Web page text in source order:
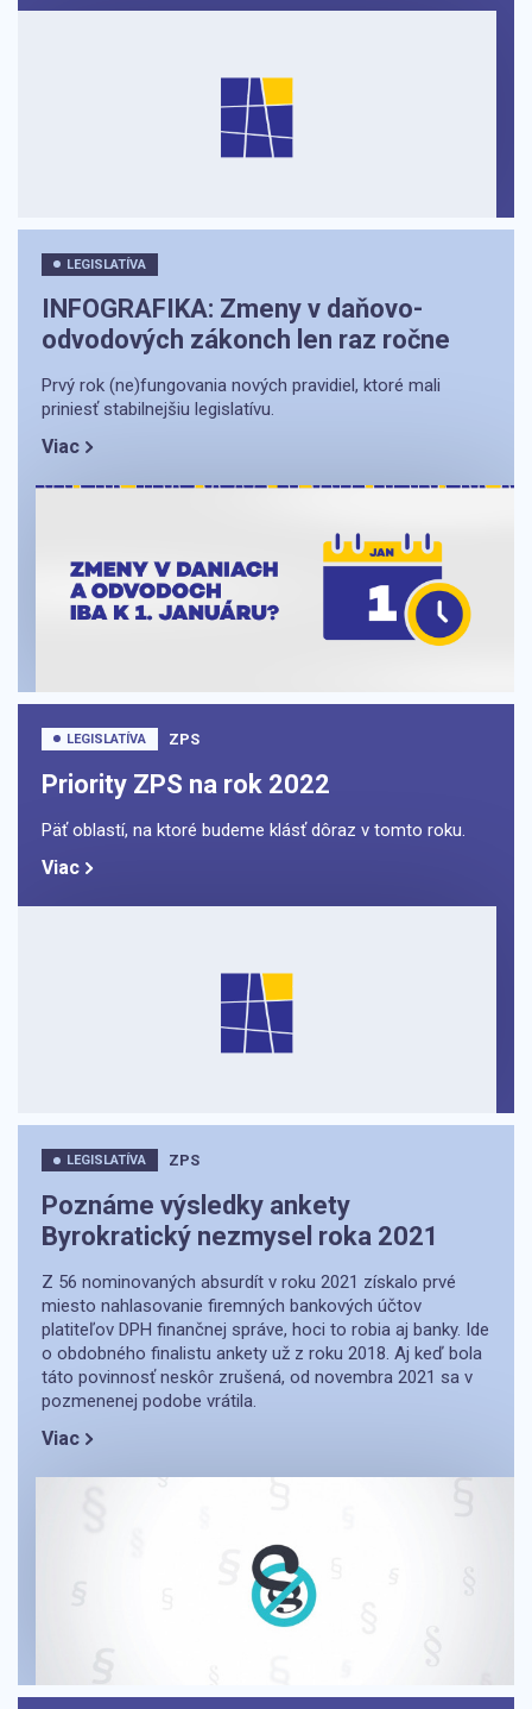
LEGISLATÍVA
INFOGRAFIKA: Zmeny v daňovo-
odvodových zákonch len raz ročne
Prvý rok (ne)fungovania nových pravidiel, ktoré mali
priniesť stabilnejšiu legislatívu.
Viac
LEGISLATÍVA ZPS
Priority ZPS na rok 2022
Päť oblastí, na ktoré budeme klásť dôraz v tomto roku.
Viac
LEGISLATÍVA ZPS
Poznáme výsledky ankety
Byrokratický nezmysel roka 2021
Z 56 nominovaných absurdít v roku 2021 získalo prvé
miesto nahlasovanie firemných bankových účtov
platiteľov DPH finančnej správe, hoci to robia aj banky. Ide
o obdobného finalistu ankety už z roku 2018. Aj keď bola
táto povinnosť neskôr zrušená, od novembra 2021 sa v
pozmenenej podobe vrátila.
Viac